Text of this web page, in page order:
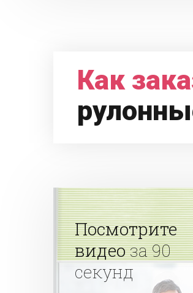
Как
Посмотрите
видеоза 90
секунд